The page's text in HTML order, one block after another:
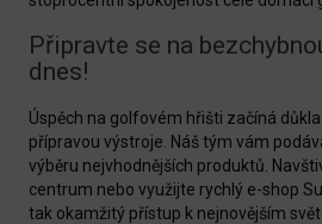
Připravte se na
dnes!
Úspěch na golfovém hřišti začíná
přípravou výstroje. Náš tým vám
výběru nejvhodnějších produktů.
centrum nebo využijte rychlý e-shop
tak okamžitý přístup k nejnovějším